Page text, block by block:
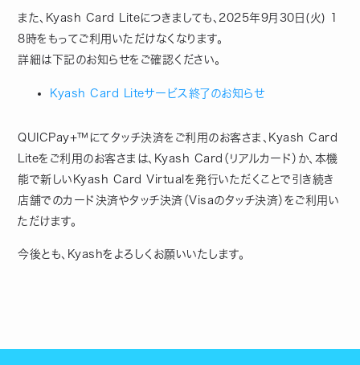
また、Kyash Card Liteにつきましても、2025年9月30日(火) 1
8時をもってご利用いただけなくなります。
詳細は下記のお知らせをご確認ください。
Kyash Card Liteサービス終了のお知らせ
QUICPay+™にてタッチ決済をご利用のお客さま、Kyash Card
Liteをご利用のお客さまは、Kyash Card（リアルカード）か、本機
能で新しいKyash Card Virtualを発行いただくことで引き続き
店舗でのカード決済やタッチ決済（Visaのタッチ決済）をご利用い
ただけます。
今後とも、Kyashをよろしくお願いいたします。